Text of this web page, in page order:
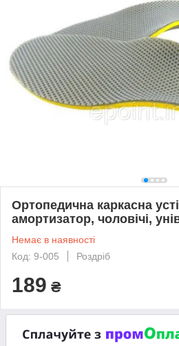
Ортопедична каркасна
амортизатор, чоловічі,
Немає в наявності
Код: 9-005
Роздріб
189 ₴